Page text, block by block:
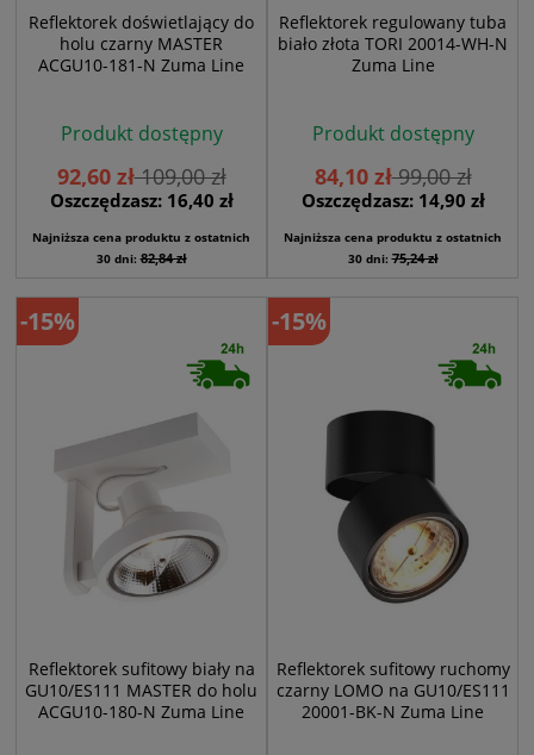
Reflektorek doświetlający do
holu czarny MASTER
ACGU10-181-N Zuma Line
Produkt dostępny
92,60 zł109,00 zł
Oszczędzasz: 16,40 zł
Najniższa cena produktu z ostatnich
30 dni:82,84 zł
Reflektorek regulowany tuba
biało złota TORI 20014-WH-N
Zuma Line
Produkt dostępny
84,10 zł99,00 zł
Oszczędzasz: 14,90 zł
Najniższa cena produktu z ostatnich
30 dni:75,24 zł
Reflektorek sufitowy biały na
GU10/ES111 MASTER do holu
ACGU10-180-N Zuma Line
-15%
Reflektorek sufitowy ruchomy
czarny LOMO na GU10/ES111
20001-BK-N Zuma Line
-15%